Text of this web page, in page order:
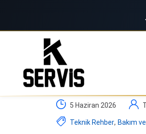
5 Haziran 2026
Teknik Rehber, Bakım